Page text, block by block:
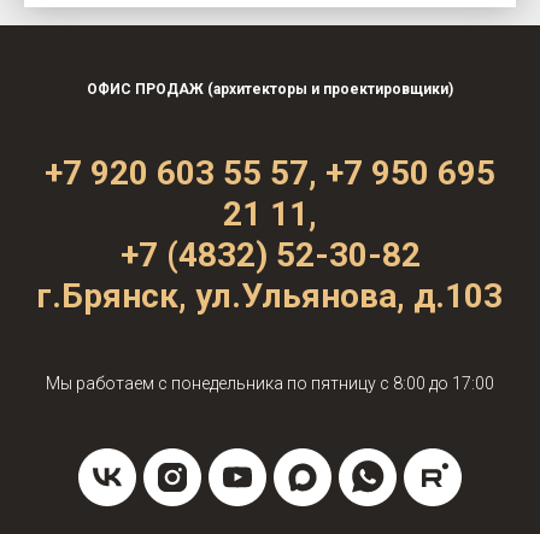
ОФИС ПРОДАЖ (архитекторы и проектировщики)
+7 920 603 55 57, +7 950 695
21 11 ,
+7 (4832) 52-30-82
г.Брянск, ул.Ульянова, д.103
Мы работаем с понедельника по пятницу с 8:00 до 17:00